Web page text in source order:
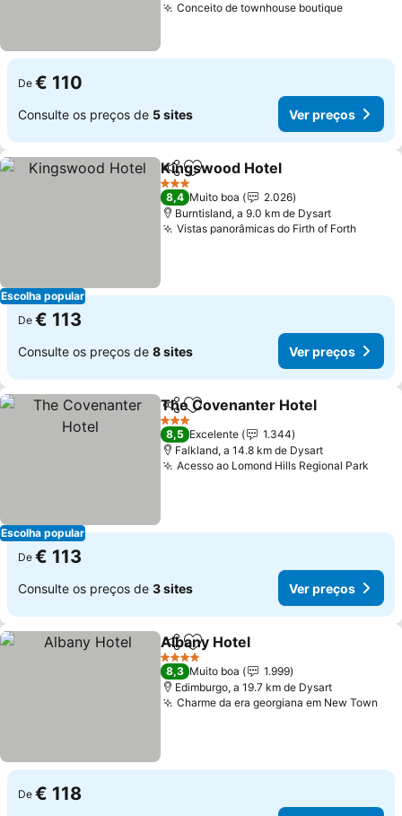
Conceito de townhouse boutiqueVer
De € 110
Consulte os preços de 5 sites Ver preços
Escolha popular
PartilharAdicionar aos favoritos
Kingswood Hotel
3 Estrelas
8,4 Muito boa
2.026
Burntisland, a 9.0 km de Dysart
Vistas panorâmicas do Firth of ForthVer
De € 113
Consulte os preços de 8 sites Ver preços
Escolha popular
PartilharAdicionar aos favoritos
The Covenanter Hotel
3 Estrelas
8,5 Excelente
1.344
Falkland, a 14.8 km de Dysart
Acesso ao Lomond Hills Regional Park
De € 113
Consulte os preços de 3 sites Ver preços
PartilharAdicionar aos favoritos
Albany Hotel
4 Estrelas
8,3 Muito boa
1.999
Edimburgo, a 19.7 km de Dysart
Charme da era georgiana em New Town
De € 118